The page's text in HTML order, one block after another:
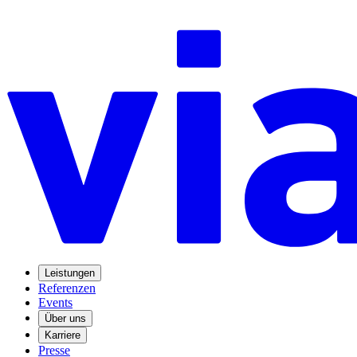
Leistungen
Referenzen
Events
Über uns
Karriere
Presse